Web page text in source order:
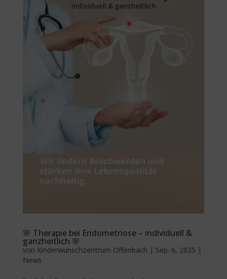
🌸 Therapie bei Endometriose – individuell &
ganzheitlich 🌸
von Kinderwunschzentrum Offenbach | Sep. 6, 2025 |
News